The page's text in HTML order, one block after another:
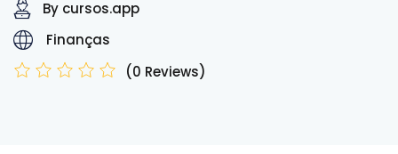
By cursos.app
Finanças
(0 Reviews)